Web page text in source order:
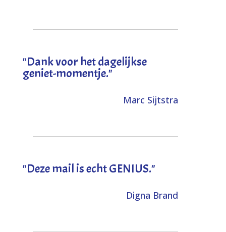
"Dank voor het dagelijkse
geniet-momentje."
Marc Sijtstra
"Deze mail is echt GENIUS."
Digna Brand